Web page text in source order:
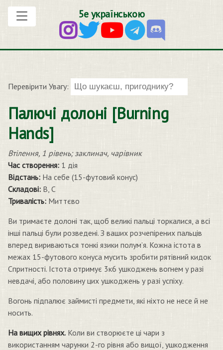
5е українською
Перевірити Увагу:
Палючі долоні [Burning
Hands]
Втілення, 1 рівень; заклинач, чарівник
Час створення: 1 дія
Відстань: На себе (15-футовий конус)
Складові: В, С
Тривалість: Миттєво
Ви тримаєте долоні так, щоб великі пальці торкалися, а всі
інші пальці були розведені. З ваших розчепірених пальців
вперед вириваються тонкі язики полум’я. Кожна істота в
межах 15-футового конуса мусить зробити рятівний кидок
Спритності. Істота отримує 3к6 ушкоджень вогнем у разі
невдачі, або половину цих ушкоджень у разі успіху.
Вогонь підпалює займисті предмети, які ніхто не несе й не
носить.
На вищих рівнях. Коли ви створюєте ці чари з
використанням чарунки 2-го рівня або вищої, ушкодження